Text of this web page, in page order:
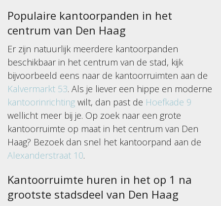
Populaire kantoorpanden in het
centrum van Den Haag
Er zijn natuurlijk meerdere kantoorpanden
beschikbaar in het centrum van de stad, kijk
bijvoorbeeld eens naar de kantoorruimten aan de
Kalvermarkt 53. Als je liever een hippe en moderne
kantoorinrichting wilt, dan past de Hoefkade 9
wellicht meer bij je. Op zoek naar een grote
kantoorruimte op maat in het centrum van Den
Haag? Bezoek dan snel het kantoorpand aan de
Alexanderstraat 10.
Kantoorruimte huren in het op 1 na
grootste stadsdeel van Den Haag